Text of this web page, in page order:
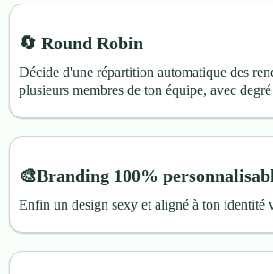
🔄 Round Robin
Décide d'une répartition automatique des
plusieurs membres de ton équipe, avec
🎨Branding 100%
Enfin un design sexy et aligné à ton identité